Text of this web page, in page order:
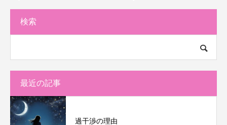
検索
最近の記事
過干渉の理由